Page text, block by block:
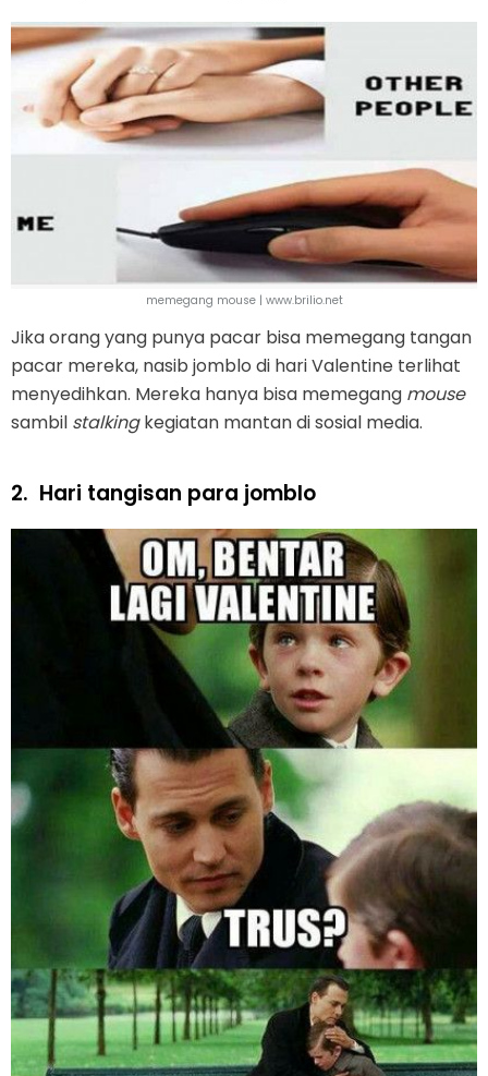
memegang mouse | www.brilio.net
Jika orang yang punya pacar bisa memegang tangan
pacar mereka, nasib jomblo di hari Valentine terlihat
menyedihkan. Mereka hanya bisa memegang mouse
sambil stalkingkegiatan mantan di sosial media.
2. Hari tangisan para jomblo